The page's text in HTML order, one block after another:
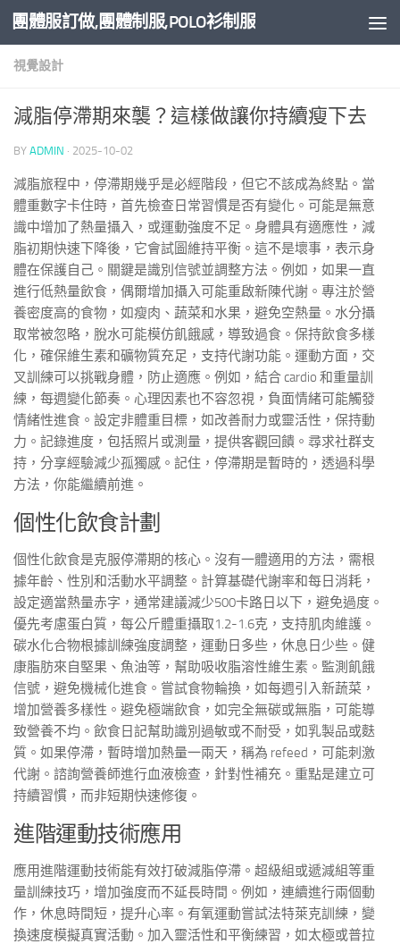
Skip to content
團體服訂做,團體制服,POLO衫制服
視覺設計
減脂停滯期來襲？這樣做讓你持續瘦下去
BY ADMIN · 2025-10-02
減脂旅程中，停滯期幾乎是必經階段，但它不該成為終點。當
體重數字卡住時，首先檢查日常習慣是否有變化。可能是無意
識中增加了熱量攝入，或運動強度不足。身體具有適應性，減
脂初期快速下降後，它會試圖維持平衡。這不是壞事，表示身
體在保護自己。關鍵是識別信號並調整方法。例如，如果一直
進行低熱量飲食，偶爾增加攝入可能重啟新陳代謝。專注於營
養密度高的食物，如瘦肉、蔬菜和水果，避免空熱量。水分攝
取常被忽略，脫水可能模仿飢餓感，導致過食。保持飲食多樣
化，確保維生素和礦物質充足，支持代謝功能。運動方面，交
叉訓練可以挑戰身體，防止適應。例如，結合 cardio 和重量訓
練，每週變化節奏。心理因素也不容忽視，負面情緒可能觸發
情緒性進食。設定非體重目標，如改善耐力或靈活性，保持動
力。記錄進度，包括照片或測量，提供客觀回饋。尋求社群支
持，分享經驗減少孤獨感。記住，停滯期是暫時的，透過科學
方法，你能繼續前進。
個性化飲食計劃
個性化飲食是克服停滯期的核心。沒有一體適用的方法，需根
據年齡、性別和活動水平調整。計算基礎代謝率和每日消耗，
設定適當熱量赤字，通常建議減少500卡路日以下，避免過度。
優先考慮蛋白質，每公斤體重攝取1.2-1.6克，支持肌肉維護。
碳水化合物根據訓練強度調整，運動日多些，休息日少些。健
康脂肪來自堅果、魚油等，幫助吸收脂溶性維生素。監測飢餓
信號，避免機械化進食。嘗試食物輪換，如每週引入新蔬菜，
增加營養多樣性。避免極端飲食，如完全無碳或無脂，可能導
致營養不均。飲食日記幫助識別過敏或不耐受，如乳製品或麩
質。如果停滯，暫時增加熱量一兩天，稱為 refeed，可能刺激
代謝。諮詢營養師進行血液檢查，針對性補充。重點是建立可
持續習慣，而非短期快速修復。
進階運動技術應用
應用進階運動技術能有效打破減脂停滯。超級組或遞減組等重
量訓練技巧，增加強度而不延長時間。例如，連續進行兩個動
作，休息時間短，提升心率。有氧運動嘗試法特萊克訓練，變
換速度模擬真實活動。加入靈活性和平衡練習，如太極或普拉